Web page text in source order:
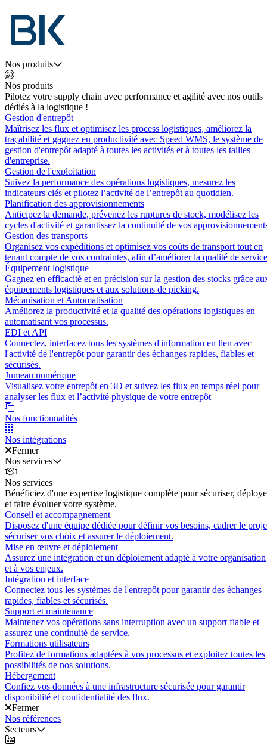
Nos produits
Nos produits
Pilotez votre supply chain avec performance et agilité avec nos outils
dédiés à la logistique !
Gestion d'entrepôt
Maîtrisez les flux et optimisez les process logistiques, améliorez la
traçabilité et gagnez en productivité avec Speed WMS, le système de
gestion d'entrepôt adapté à toutes les activités et à toutes les tailles
d'entreprise.
Gestion de l'exploitation
Suivez la performance des opérations logistiques, mesurez les
indicateurs clés et pilotez l’activité de l’entrepôt au quotidien.
Planification des approvisionnements
Anticipez la demande, prévenez les ruptures de stock, modélisez les
cycles d'activité et garantissez la continuité de vos
Gestion des transports
Organisez vos expéditions et optimisez vos coûts de transport tout en
tenant compte de vos contraintes, afin d’améliorer la qualité de
Équipement logistique
Gagnez en efficacité et en précision sur la gestion des stocks grâce
équipements logistiques et aux solutions de picking.
Mécanisation et Automatisation
Améliorez la productivité et la qualité des opérations logistiques en
automatisant vos processus.
EDI et API
Connectez, interfacez tous les systèmes d'information en lien avec
l'activité de l'entrepôt pour garantir des échanges rapides, fiables et
sécurisés.
Jumeau numérique
Visualisez votre entrepôt en 3D et suivez les flux en temps réel pour
analyser les flux et l’activité physique de votre entrepôt
Nos fonctionnalités
Nos intégrations
Fermer
Nos services
Nos services
Bénéficiez d'une expertise logistique complète pour sécuriser,
et faire évoluer votre système.
Conseil et accompagnement
Disposez d'une équipe dédiée pour définir vos besoins, cadrer le
sécuriser vos choix et assurer le déploiement.
Mise en œuvre et déploiement
Assurez une intégration et un déploiement adapté à votre organisation
et à vos enjeux.
Intégration et interface
Connectez tous les systèmes de l'entrepôt pour garantir des échanges
rapides, fiables et sécurisés.
Support et maintenance
Maintenez vos opérations sans interruption avec un support fiable et
assurez une continuité de service.
Formations utilisateurs
Profitez de formations adaptées à vos processus et exploitez toutes les
possibilités de nos solutions.
Hébergement
Confiez vos données à une infrastructure sécurisée pour garantir
disponibilité et confidentialité des flux.
Fermer
Nos références
Secteurs